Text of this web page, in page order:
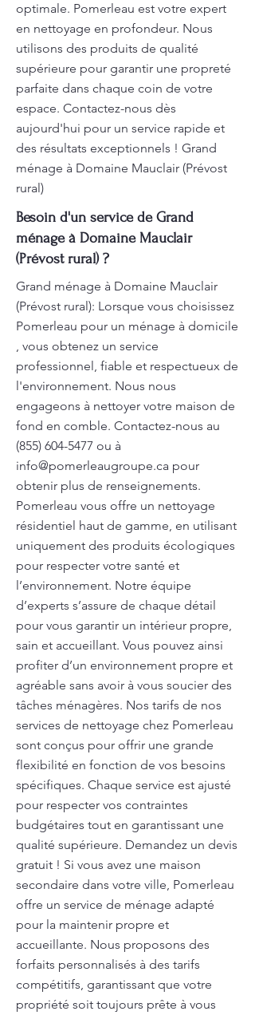
optimale. Pomerleau est votre expert
en nettoyage en profondeur. Nous
utilisons des produits de qualité
supérieure pour garantir une propreté
parfaite dans chaque coin de votre
espace. Contactez-nous dès
aujourd'hui pour un service rapide et
des résultats exceptionnels ! Grand
ménage à Domaine Mauclair (Prévost
rural)
Besoin d'un service de Grand
ménage à Domaine Mauclair
(Prévost rural) ?
Grand ménage à Domaine Mauclair
(Prévost rural): Lorsque vous choisissez
Pomerleau pour un ménage à domicile
, vous obtenez un service
professionnel, fiable et respectueux de
l'environnement. Nous nous
engageons à nettoyer votre maison de
fond en comble. Contactez-nous au
(855) 604-5477 ou à
info@pomerleaugroupe.ca pour
obtenir plus de renseignements.
Pomerleau vous offre un nettoyage
résidentiel haut de gamme, en utilisant
uniquement des produits écologiques
pour respecter votre santé et
l’environnement. Notre équipe
d’experts s’assure de chaque détail
pour vous garantir un intérieur propre,
sain et accueillant. Vous pouvez ainsi
profiter d’un environnement propre et
agréable sans avoir à vous soucier des
tâches ménagères. Nos tarifs de nos
services de nettoyage chez Pomerleau
sont conçus pour offrir une grande
flexibilité en fonction de vos besoins
spécifiques. Chaque service est ajusté
pour respecter vos contraintes
budgétaires tout en garantissant une
qualité supérieure. Demandez un devis
gratuit ! Si vous avez une maison
secondaire dans votre ville, Pomerleau
offre un service de ménage adapté
pour la maintenir propre et
accueillante. Nous proposons des
forfaits personnalisés à des tarifs
compétitifs, garantissant que votre
propriété soit toujours prête à vous